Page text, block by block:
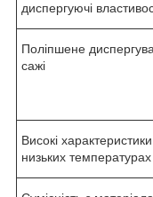
диспергуючі
Поліпшене
сажі
Високі
низьких температурах